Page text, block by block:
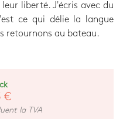
liberté. J'écris avec du
ce qui délie la langue
retournons au bateau.
€
la TVA